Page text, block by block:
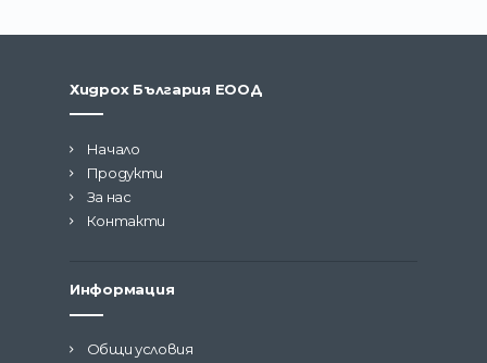
Хидрох България ЕООД
Начало
Продукти
За нас
Контакти
Информация
Общи условия